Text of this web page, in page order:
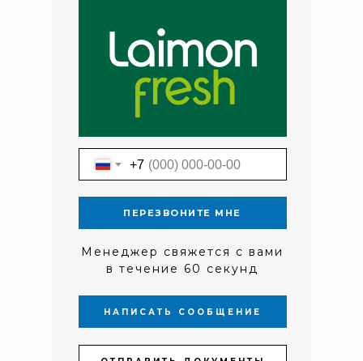
+7
ПЕРЕЗВОНИТЕ МНЕ
Менеджер свяжется с вами
в течение 60 секунд
НАПИСАТЬ СООБЩЕНИЕ